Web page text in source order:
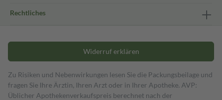
Rechtliches
Widerruf erklären
Zu Risiken und Nebenwirkungen lesen Sie die Packungsbeilage und
fragen Sie Ihre Ärztin, Ihren Arzt oder in Ihrer Apotheke. AVP:
Üblicher Apothekenverkaufspreis berechnet nach der